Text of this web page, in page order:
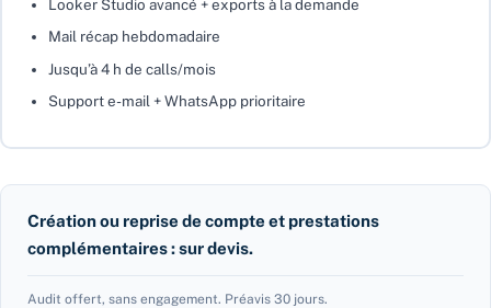
Looker Studio avancé + exports à la demande
Mail récap hebdomadaire
Jusqu’à 4 h de calls/mois
Support e-mail + WhatsApp prioritaire
Création ou reprise de compte et prestations
complémentaires : sur devis.
Audit offert, sans engagement. Préavis 30 jours.